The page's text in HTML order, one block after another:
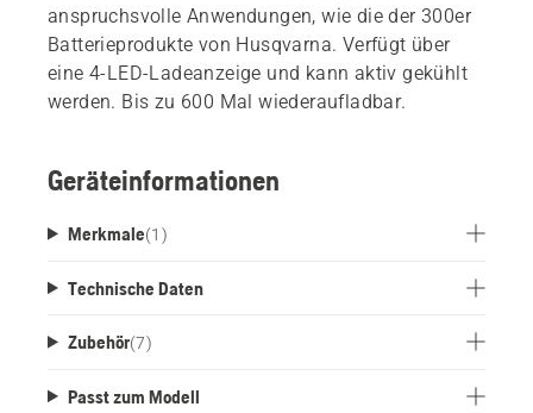
anspruchsvolle Anwendungen, wie die der 300er
Batterieprodukte von Husqvarna. Verfügt über
eine 4-LED-Ladeanzeige und kann aktiv gekühlt
werden. Bis zu 600 Mal wiederaufladbar.
Geräteinformationen
Merkmale(1 )
Technische Daten
Zubehör(7)
Passt zum Modell